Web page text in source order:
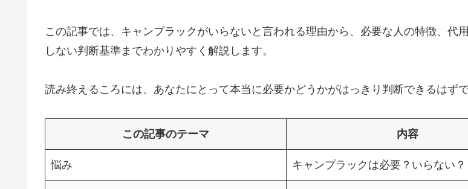
この記事では、キャンプラックがいらないと言われる理由から、必要な人の特徴、代
しない判断基準までわかりやすく解説します。
読み終えるころには、あなたにとって本当に必要かどうかがはっきり判断できるはずで
この記事のテーマ 内容
悩み キャンプラックは必要？いらない？